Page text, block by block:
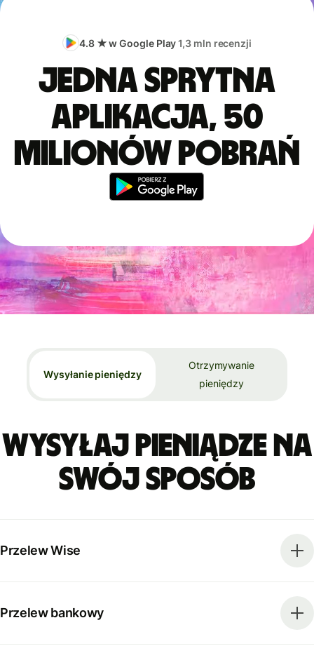
4.8 ★ w Google Play1,3 mln recenzji
Jedna sprytna
aplikacja, 50
milionów pobrań
Wysyłanie pieniędzy
Otrzymywanie
pieniędzy
Wysyłaj pieniądze na
swój sposób
Przelew Wise
Przelew bankowy